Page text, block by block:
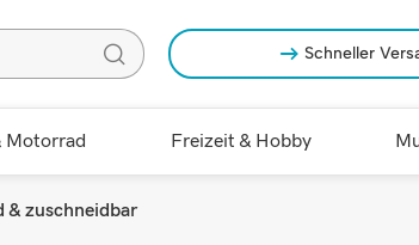
Schneller
Motorrad Freizeit & Hobby
& zuschneidbar